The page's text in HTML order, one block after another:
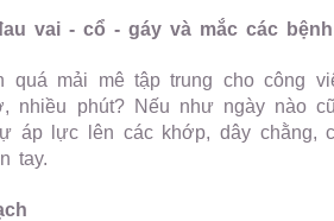
vai - cổ - gáy và mắc các
quá mải mê tập trung cho công
nhiều phút? Nếu như ngày nào
áp lực lên các khớp, dây
tay.